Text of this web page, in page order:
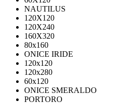
NAUTILUS
120X120
120X240
160X320
80х160
ONICE IRIDE
120x120
120x280
60x120
ONICE SMERALDO
PORTORO